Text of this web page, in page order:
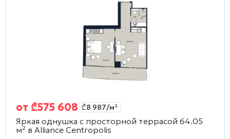
от ₾575 608 ₾8 987/м²
Яркая однушка с просторной террасой 64.05
м² в Alliance Centropolis